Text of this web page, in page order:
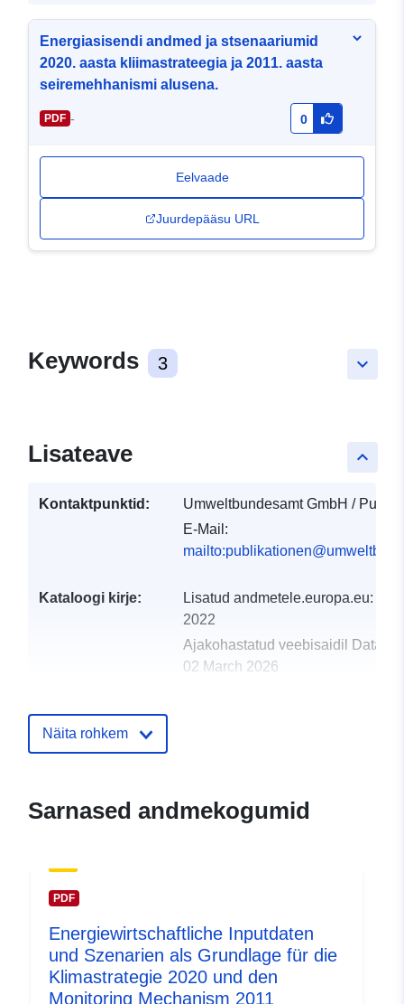
Energiasisendi andmed ja stsenaariumid
2020. aasta kliimastrateegia ja 2011. aasta
seiremehhanismi alusena.
PDF - 0
Eelvaade
Juurdepääsu URL
keyboard_arrow_down
Keywords 3
keyboard_arrow_up
Lisateave
Kontaktpunktid:
Umweltbundesamt GmbH /
E-Mail:
Kataloogi kirje: Lisatud andmetele.europa.eu:
2022
Ajakohastatud veebisaidil
02 March 2026
uriRef:
Näita rohkem
Sarnased andmekogumid
PDF
Energiewirtschaftliche Inputdaten
und Szenarien als Grundlage für die
Klimastrategie 2020 und den
Monitoring Mechanism 2011